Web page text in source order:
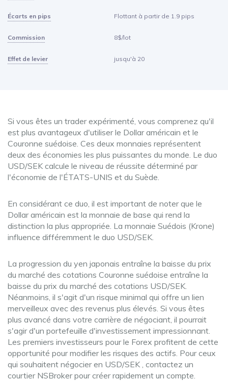
Écarts en pips Flottant à partir de 1.9 pips
Commission 8$/lot
Effet de levier jusqu'à 20
Si vous êtes un trader expérimenté, vous comprenez qu'il
est plus avantageux d'utiliser le Dollar américain et le
Couronne suédoise. Ces deux monnaies représentent
deux des économies les plus puissantes du monde. Le duo
USD/SEK calcule le niveau de réussite déterminé par
l'économie de l'ÉTATS-UNIS et du Suède.
En considérant ce duo, il est important de noter que le
Dollar américain est la monnaie de base qui rend la
distinction la plus appropriée. La monnaie Suédois (Krone)
influence différemment le duo USD/SEK.
La progression du yen japonais entraîne la baisse du prix
du marché des cotations Couronne suédoise entraîne la
baisse du prix du marché des cotations USD/SEK.
Néanmoins, il s'agit d'un risque minimal qui offre un lien
merveilleux avec des revenus plus élevés. Si vous êtes
plus avancé dans votre carrière de négociant, il pourrait
s'agir d'un portefeuille d'investissement impressionnant.
Les premiers investisseurs pour le Forex profitent de cette
opportunité pour modifier les risques des actifs. Pour ceux
qui souhaitent négocier en USD/SEK , contactez un
courtier NSBroker pour créer rapidement un compte.